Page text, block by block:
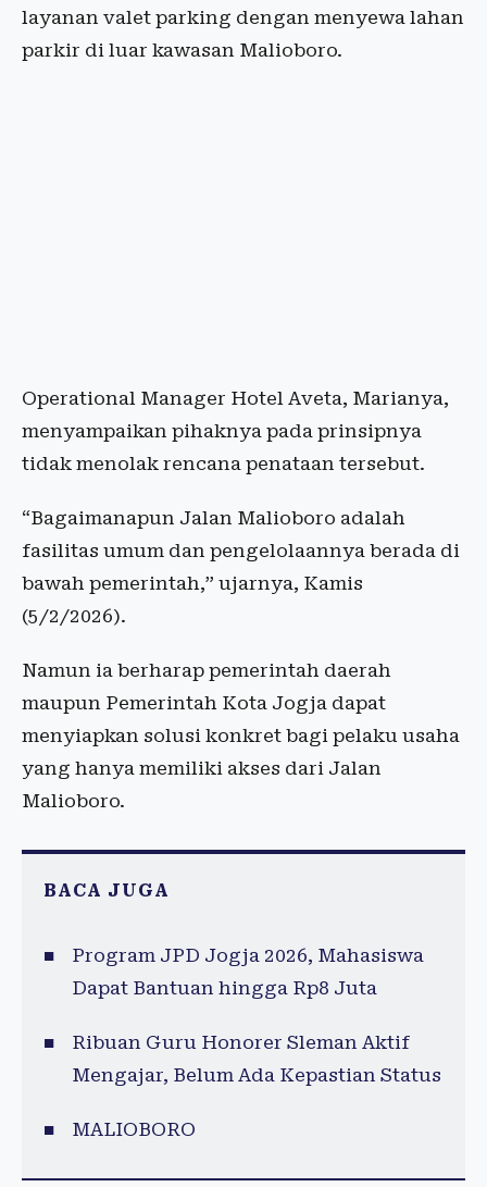
layanan valet parking dengan menyewa lahan
parkir di luar kawasan Malioboro.
Operational Manager Hotel Aveta, Marianya,
menyampaikan pihaknya pada prinsipnya
tidak menolak rencana penataan tersebut.
“Bagaimanapun Jalan Malioboro adalah
fasilitas umum dan pengelolaannya berada di
bawah pemerintah,” ujarnya, Kamis
(5/2/2026).
Namun ia berharap pemerintah daerah
maupun Pemerintah Kota Jogja dapat
menyiapkan solusi konkret bagi pelaku usaha
yang hanya memiliki akses dari Jalan
Malioboro.
BACA JUGA
Program JPD Jogja 2026, Mahasiswa
Dapat Bantuan hingga Rp8 Juta
Ribuan Guru Honorer Sleman Aktif
Mengajar, Belum Ada Kepastian Status
MALIOBORO